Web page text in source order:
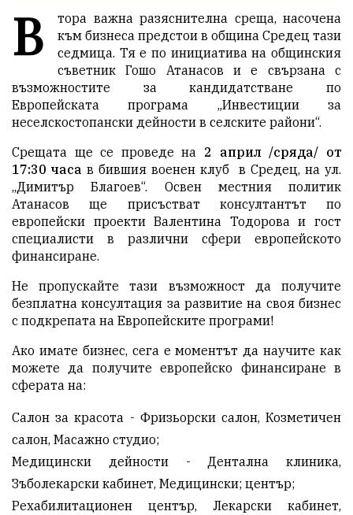
В
тора важна разяснителна среща, насочена
към бизнеса предстои в община Средец тази
седмица. Тя е по инициатива на общинския
съветник Гошо Атанасов и е свързана с
възможностите за кандидатстване по
Европейската програма „Инвестиции за
неселскостопански дейности в селските райони“.
Срещата ще се проведе на 2 април /сряда/ от
17:30 часа в бившия военен клуб в Средец, на ул.
„Димитър Благоев“. Освен местния политик
Атанасов ще присъстват консултантът по
европейски проекти Валентина Тодорова и гост
специалисти в различни сфери европейското
финансиране.
Не пропускайте тази възможност да получите
безплатна консултация за развитие на своя бизнес
с подкрепата на Европейските програми!
Ако имате бизнес, сега е моментът да научите как
можете да получите европейско финансиране в
сферата на:
Салон за красота - Фризьорски салон, Козметичен
салон, Масажно студио;
Медицински дейности - Дентална клиника,
Зъболекарски кабинет, Медицински; център;
Рехабилитационен център, Лекарски кабинет,